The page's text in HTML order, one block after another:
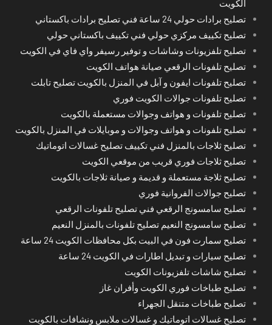
الكويت
تصليح برادات حولي 24 ساعة فني تصليح برادات باكستاني
تصليح تكييف مركزي حولي فني تكييف باكستاني حولي
تصليح تلفزيونات وشاشات و توفير رسيفر واي فاي في الكويت
تصليح تلفونات الرقعي صيانة هواتف الكويت
تصليح تلفونات ايفون و آبل في المنزل بالكويت تصليح تابلت
تصليح تلفونات جوالات الكويت فوري
تصليح تلفونات و هواتف وجوالات مستعملة بالكويت
تصليح تلفونات و هواتف وجوالات و موبايلات في المنزل بالكويت
تصليح ثلاجات بالمنزل فني تكييف تصليح غسالات اتوماتيك
تصليح ثلاجات فوري قريب من موقعي الكويت
تصليح ثلاجة مستعملة و قديمة و صيانة ثلاجات بالكويت
تصليح جوالات الفروانية فوري
تصليح سامسونج الرقعي فني تصليح تلفونات الرقعي
تصليح سامسونج النعيم تصليح تلفونات بالمنزل النعيم
تصليح سمارت فون في البيت بكل محافظات الكويت 24 ساعة
تصليح سيارات و تبديل اطارات في الكويت 24 ساعة
تصليح شاشات تلفزيونات الكويت
تصليح طباخات فوري الكويت وأفران غاز
تصليح طباخات متنقل الجهراء
تصليح غسالات اتوماتيك و غسالات ملابس ونشافات بالكويت